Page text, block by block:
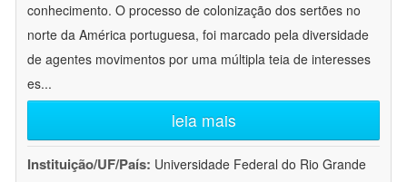
conhecimento. O processo de colonização dos sertões no
norte da América portuguesa, foi marcado pela diversidade
de agentes movimentos por uma múltipla teia de interesses
es...
leia mais
Instituição/UF/País: Universidade Federal do Rio Grande